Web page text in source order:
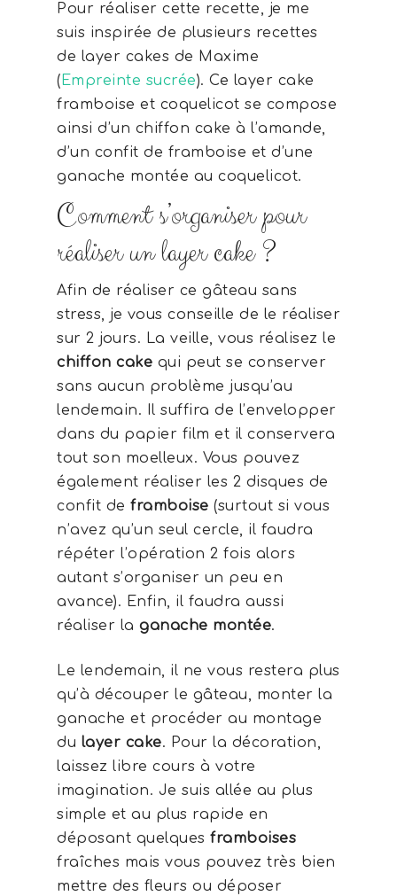
Pour réaliser cette recette, je me
suis inspirée de plusieurs recettes
de layer cakes de Maxime
( Empreinte sucrée). Ce layer cake
framboise et coquelicot se compose
ainsi d’un chiffon cake à l’amande,
d’un confit de framboise et d’une
ganache montée au coquelicot.
Comment s’organiser pour
réaliser un layer cake ?
Afin de réaliser ce gâteau sans
stress, je vous conseille de le réaliser
sur 2 jours. La veille, vous réalisez le
chiffon cake qui peut se conserver
sans aucun problème jusqu’au
lendemain. Il suffira de l’envelopper
dans du papier film et il conservera
tout son moelleux. Vous pouvez
également réaliser les 2 disques de
confit de framboise (surtout si vous
n’avez qu’un seul cercle, il faudra
répéter l’opération 2 fois alors
autant s’organiser un peu en
avance). Enfin, il faudra aussi
réaliser la ganache montée.
Le lendemain, il ne vous restera plus
qu’à découper le gâteau, monter la
ganache et procéder au montage
du layer cake. Pour la décoration,
laissez libre cours à votre
imagination. Je suis allée au plus
simple et au plus rapide en
déposant quelques framboises
fraîches mais vous pouvez très bien
mettre des fleurs ou déposer